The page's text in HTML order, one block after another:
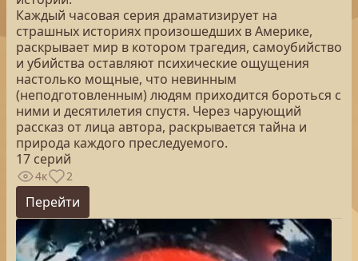
Каждый часовая серия драматизирует на
страшных историях произошедших в Америке,
раскрывает мир в котором трагедия, самоубийство
и убийства оставляют психические ощущения
настолько мощные, что невинным
(неподготовленным) людям приходится бороться с
ними и десятилетия спустя. Через чарующий
рассказ от лица автора, раскрывается тайна и
природа каждого преследуемого.
17 серий
4к 2
Перейти